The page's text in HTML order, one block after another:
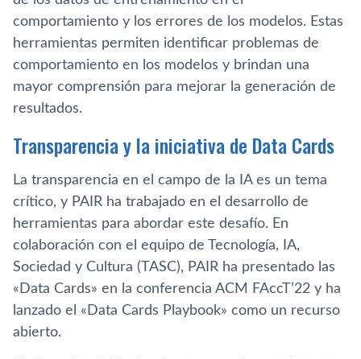
comportamiento y los errores de los modelos. Estas
herramientas permiten identificar problemas de
comportamiento en los modelos y brindan una
mayor comprensión para mejorar la generación de
resultados.
Transparencia y la iniciativa de Data Cards
La transparencia en el campo de la IA es un tema
crítico, y PAIR ha trabajado en el desarrollo de
herramientas para abordar este desafío. En
colaboración con el equipo de Tecnología, IA,
Sociedad y Cultura (TASC), PAIR ha presentado las
«Data Cards» en la conferencia ACM FAccT’22 y ha
lanzado el «Data Cards Playbook» como un recurso
abierto.